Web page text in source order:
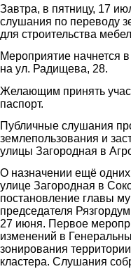
Завтра, в пятницу, 17
слушания по переводу
для строительства
Мероприятие начнется
на ул. Радищева, 28.
Желающим принять
паспорт.
Публичные слушания
землепользования и
улицы Загородная в
О назначении ещё
улице Загородная в
постановление главы
председателя
27 июня. Первое
изменений в
зонирования
кластера. Слушания